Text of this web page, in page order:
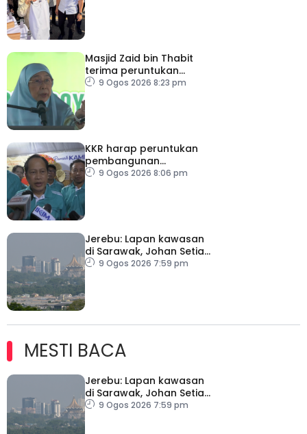
Masjid Zaid bin Thabit
terima peruntukan
RM100,000
9 Ogos 2026 8:23 pm
KKR harap peruntukan
pembangunan
ditingkatkan
9 Ogos 2026 8:06 pm
Jerebu: Lapan kawasan
di Sarawak, Johan Setia
di Selangor catat IPU
9 Ogos 2026 7:59 pm
MESTI BACA
Jerebu: Lapan kawasan
di Sarawak, Johan Setia
di Selangor catat IPU
9 Ogos 2026 7:59 pm